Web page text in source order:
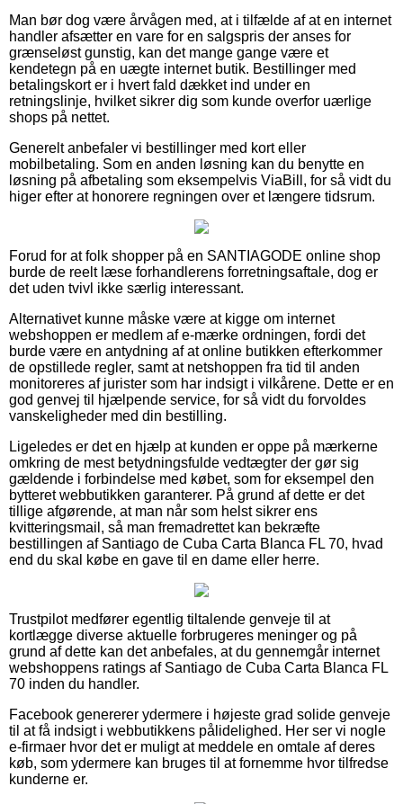
Man bør dog være årvågen med, at i tilfælde af at en internet
handler afsætter en vare for en salgspris der anses for
grænseløst gunstig, kan det mange gange være et
kendetegn på en uægte internet butik. Bestillinger med
betalingskort er i hvert fald dækket ind under en
retningslinje, hvilket sikrer dig som kunde overfor uærlige
shops på nettet.
Generelt anbefaler vi bestillinger med kort eller
mobilbetaling. Som en anden løsning kan du benytte en
løsning på afbetaling som eksempelvis ViaBill, for så vidt du
higer efter at honorere regningen over et længere tidsrum.
Forud for at folk shopper på en SANTIAGODE online shop
burde de reelt læse forhandlerens forretningsaftale, dog er
det uden tvivl ikke særlig interessant.
Alternativet kunne måske være at kigge om internet
webshoppen er medlem af e-mærke ordningen, fordi det
burde være en antydning af at online butikken efterkommer
de opstillede regler, samt at netshoppen fra tid til anden
monitoreres af jurister som har indsigt i vilkårene. Dette er en
god genvej til hjælpende service, for så vidt du forvoldes
vanskeligheder med din bestilling.
Ligeledes er det en hjælp at kunden er oppe på mærkerne
omkring de mest betydningsfulde vedtægter der gør sig
gældende i forbindelse med købet, som for eksempel den
bytteret webbutikken garanterer. På grund af dette er det
tillige afgørende, at man når som helst sikrer ens
kvitteringsmail, så man fremadrettet kan bekræfte
bestillingen af Santiago de Cuba Carta Blanca FL 70, hvad
end du skal købe en gave til en dame eller herre.
Trustpilot medfører egentlig tiltalende genveje til at
kortlægge diverse aktuelle forbrugeres meninger og på
grund af dette kan det anbefales, at du gennemgår internet
webshoppens ratings af Santiago de Cuba Carta Blanca FL
70 inden du handler.
Facebook genererer ydermere i højeste grad solide genveje
til at få indsigt i webbutikkens pålidelighed. Her ser vi nogle
e-firmaer hvor det er muligt at meddele en omtale af deres
køb, som ydermere kan bruges til at fornemme hvor tilfredse
kunderne er.